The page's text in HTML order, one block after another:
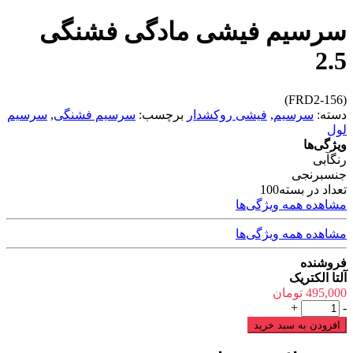
سرسیم فیشی مادگی فشنگی
2.5
(FRD2-156)
دسته: سرسیم, فیشی روکشدار برچسب: سرسیم فشنگی, سرسیم
لول
ویژگی‌ها
رنگآبی
جنسبرنجی
تعداد در بسته100
مشاهده همه ویژگی‌ها
مشاهده همه ویژگی‌ها
فروشنده
آلتا الکتریک
495,000 تومان
سرسیم
فیشی
مادگی
-
+
افزودن به سبد خرید